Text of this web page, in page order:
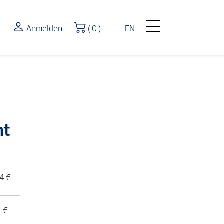
EN
Anmelden Warenkorb
( 0 )
€
€